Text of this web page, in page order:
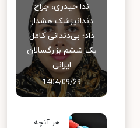
ندا حیدری، جراح
دندانپزشک هشدار
داد؛ بی‌دندانی کامل
یک ششم بزرگسالان
ایرانی
1404/09/29
هر آنچه